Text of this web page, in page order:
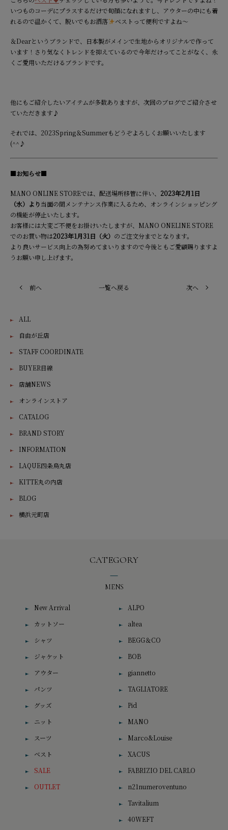
いつものコーデにプラスするだけで旬顔になれますし、アウターの中にも着
れるので温かくて、脱いでもお洒落
ベストって便利ですよね～
＆Dearというブランドで、日本製がメインで生地からオリジナルで作って
います！さり気なくトレンドを抑えているので今年だけってことがなく、永
くご愛用いただけるブランドです。
他にもご紹介したいアイテムが多数ありますが、次回のブログでご紹介させ
ていただきます♪
それでは、2023Spring＆Summerもどうぞよろしくお願いいたします
(^^♪
■お知らせ■
MANO ONLINE STOREでは、配送場所移管に伴い、 2023年2月1日
（水）より当面の間メンテナンス作業に入るため、オンラインショッピング
の機能が停止いたします。
お客様には大変ご不便をお掛けいたしますが、MANO ONELINE STORE
でのお買い物は2023年1月31日（火） のご注文分までとなります。
より良いサービス向上の為努めてまいりますので今後ともご愛顧賜りますよ
うお願い申し上げます。
前へ 一覧へ戻る 次へ
ALL
自由が丘店
STAFF COORDINATE
BUYER目線
店舗NEWS
オンラインストア
CATALOG
BRAND STORY
INFORMATION
LAQUE四条烏丸店
KITTE丸の内店
BLOG
横浜元町店
CATEGORY
MENS
New Arrival
カットソー
シャツ
ジャケット
アウター
パンツ
グッズ
ニット
スーツ
ベスト
SALE
OUTLET
ALPO
altea
BEGG＆CO
BOB
giannetto
TAGLIATORE
Pid
MANO
Marco&Louise
XACUS
FABRIZIO DEL CARLO
n21numeroventuno
Tavitalium
40WEFT